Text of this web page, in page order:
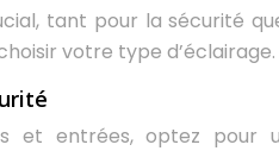
tant pour la sécurité
votre type d’éclairage.
et entrées, optez pour